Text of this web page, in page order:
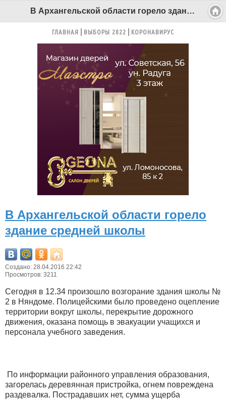
В Архангельской области горело здание средней школы - Беломорканал Северодвинск tv29.ru
ГЛАВНАЯ ВЫБОРЫ 2022 КОРОНАВИРУС
В Архангельской области горело
здание средней школы
Создано: 28.04.2016 22:42
Просмотров: 3211
Сегодня в 12.34 произошло возгорание здания школы №
2 в Няндоме. Полицейскими было проведено оцепление
территории вокруг школы, перекрытие дорожного
движения, оказана помощь в эвакуации учащихся и
персонала учебного заведения.
По информации районного управления образования,
загорелась деревянная пристройка, огнем повреждена
раздевалка. Пострадавших нет, сумма ущерба